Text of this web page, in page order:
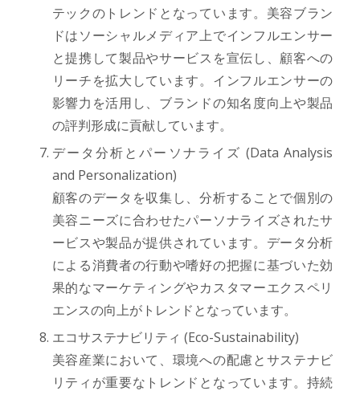
テックのトレンドとなっています。美容ブラン
ドはソーシャルメディア上でインフルエンサー
と提携して製品やサービスを宣伝し、顧客への
リーチを拡大しています。インフルエンサーの
影響力を活用し、ブランドの知名度向上や製品
の評判形成に貢献しています。
データ分析とパーソナライズ (Data Analysis
and Personalization)
顧客のデータを収集し、分析することで個別の
美容ニーズに合わせたパーソナライズされたサ
ービスや製品が提供されています。データ分析
による消費者の行動や嗜好の把握に基づいた効
果的なマーケティングやカスタマーエクスペリ
エンスの向上がトレンドとなっています。
エコサステナビリティ (Eco-Sustainability)
美容産業において、環境への配慮とサステナビ
リティが重要なトレンドとなっています。持続